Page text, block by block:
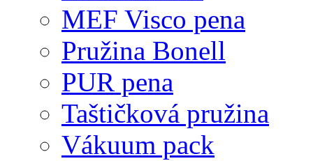
MEF Visco pena
Pružina Bonell
PUR pena
Taštičková pružina
Vákuum pack